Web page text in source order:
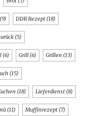
(9) DDR Rezept (18)
(5)
(6) Grill (6) Grillen (13)
(15)
(18) Lieferdienst (8)
(11) Muffinrezept (7)